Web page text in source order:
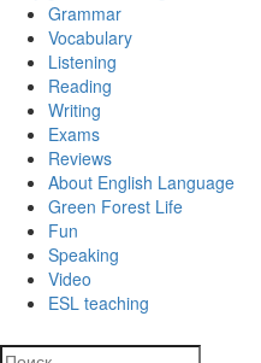
Grammar
Vocabulary
Listening
Reading
Writing
Exams
Reviews
About English Language
Green Forest Life
Fun
Speaking
Video
ESL teaching